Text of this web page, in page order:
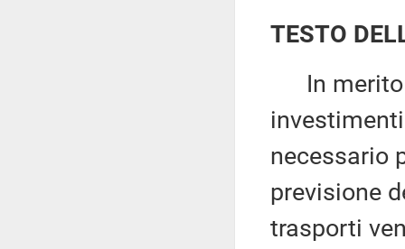
TESTO
In merito
necessario
previsione
trasporti